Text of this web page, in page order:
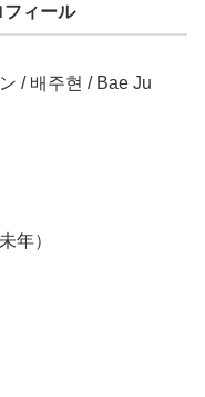
ィール
/ 배주현 / Bae Ju
年）